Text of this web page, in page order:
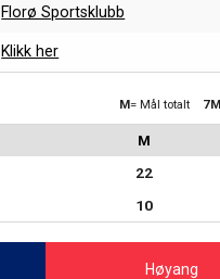
Florø Sportsklubb
Klikk her
M
M= Mål totalt 7M
22
10
Høyang